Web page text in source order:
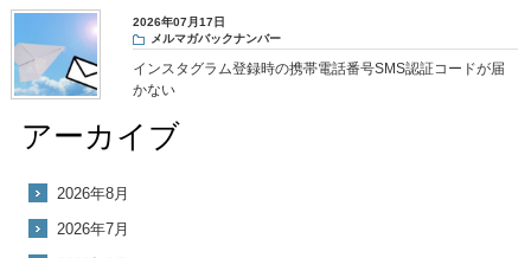
2026年07月17日
メルマガバックナンバー
インスタグラム登録時の携帯電話番号SMS認証コードが届
かない
アーカイブ
2026年8月
2026年7月